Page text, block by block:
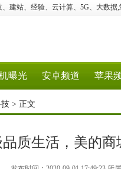
、建站、经验、云计算、5G、大数据
曝光 安卓频道 苹果
> 正文
质生活，美的